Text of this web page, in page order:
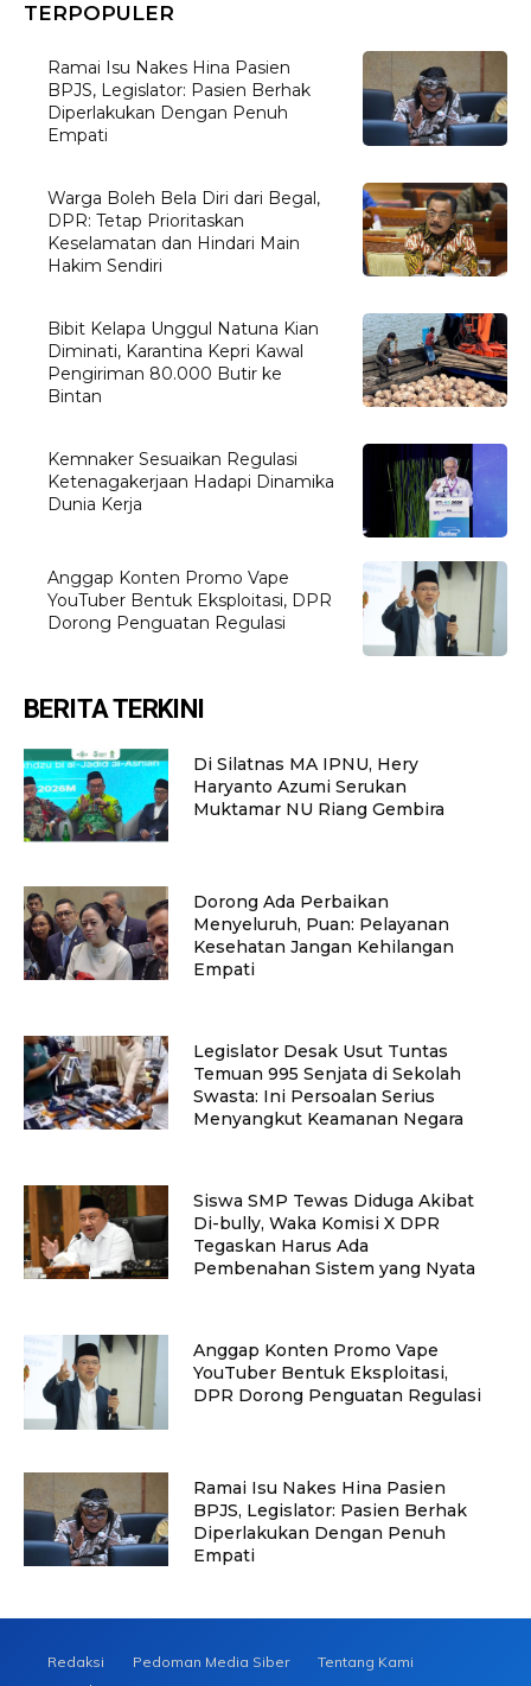
TERPOPULER
Ramai Isu Nakes Hina Pasien
BPJS, Legislator: Pasien Berhak
Diperlakukan Dengan Penuh
Empati
Warga Boleh Bela Diri dari Begal,
DPR: Tetap Prioritaskan
Keselamatan dan Hindari Main
Hakim Sendiri
Bibit Kelapa Unggul Natuna Kian
Diminati, Karantina Kepri Kawal
Pengiriman 80.000 Butir ke
Bintan
Kemnaker Sesuaikan Regulasi
Ketenagakerjaan Hadapi Dinamika
Dunia Kerja
Anggap Konten Promo Vape
YouTuber Bentuk Eksploitasi, DPR
Dorong Penguatan Regulasi
BERITA TERKINI
Di Silatnas MA IPNU, Hery
Haryanto Azumi Serukan
Muktamar NU Riang Gembira
Dorong Ada Perbaikan
Menyeluruh, Puan: Pelayanan
Kesehatan Jangan Kehilangan
Empati
Legislator Desak Usut Tuntas
Temuan 995 Senjata di Sekolah
Swasta: Ini Persoalan Serius
Menyangkut Keamanan Negara
Siswa SMP Tewas Diduga Akibat
Di-bully, Waka Komisi X DPR
Tegaskan Harus Ada
Pembenahan Sistem yang Nyata
Anggap Konten Promo Vape
YouTuber Bentuk Eksploitasi,
DPR Dorong Penguatan Regulasi
Ramai Isu Nakes Hina Pasien
BPJS, Legislator: Pasien Berhak
Diperlakukan Dengan Penuh
Empati
Redaksi Pedoman Media Siber
Tentang Kami